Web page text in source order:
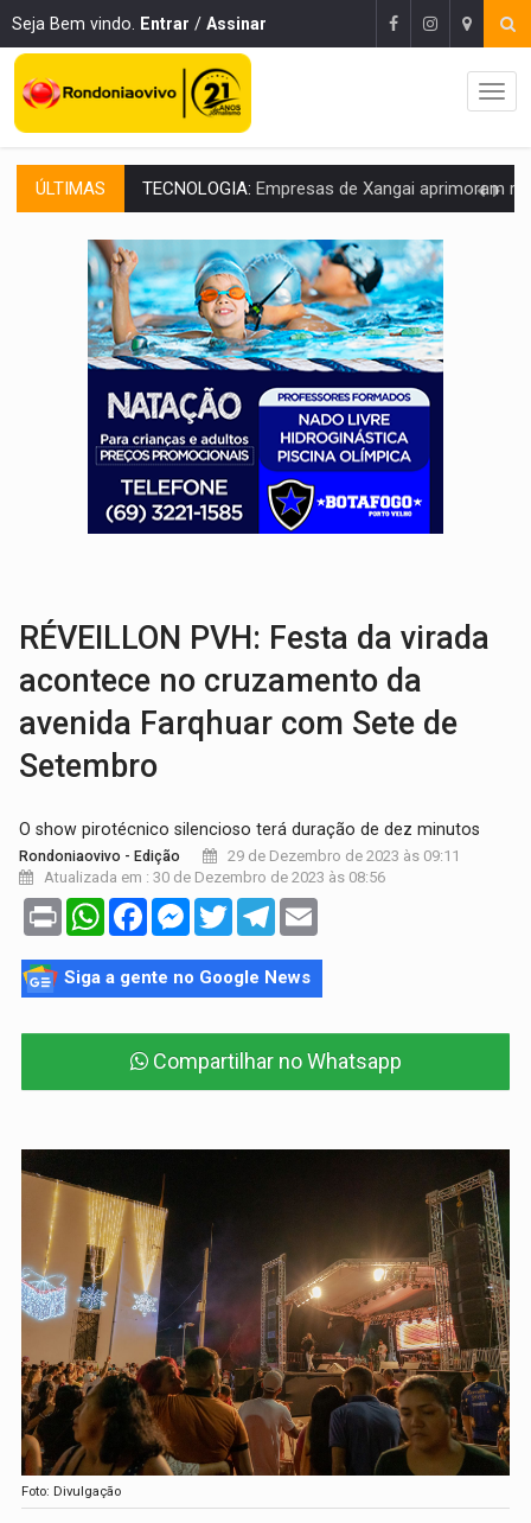
Seja Bem vindo. Entrar / Assinar
ÚLTIMAS PROTEGE A TERRA:China descobre como explodir asteroide com bomba
VÍDEO:Motociclista morre após bater na traseira de
PARECE UM NUGGET:Essa receita com frango virou o meu
EMPREENDEDORISMO:7 negócios que podem começar com pouco dinheiro e
GIGANTE DA AMÉRICA:Brasil reúne dimensão continental e posição
INDEPENDÊNCIA: 10 dicas importantes para quem quer
VARCENA:Cientistas descobrem nova espécie de rã em florestas
BARGANHA:Vai comprar celular usado? Veja como consultar o
RÉVEILLON PVH: Festa da virada
acontece no cruzamento da
avenida Farqhuar com Sete de
Setembro
O show pirotécnico silencioso terá duração de dez minutos
Rondoniaovivo - Edição
29 de Dezembro de 2023 às 09:11
Atualizada em : 30 de Dezembro de 2023 às 08:56
Print WhatsAppFacebookMessenger
TwitterTelegram
Siga a gente no Google News
Compartilhar no Whatsapp
Foto: Divulgação